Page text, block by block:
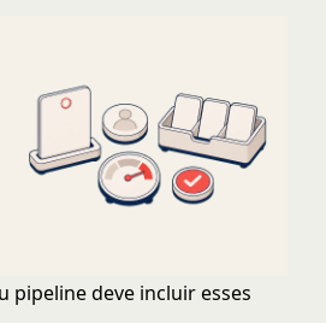
pipeline deve incluir esses